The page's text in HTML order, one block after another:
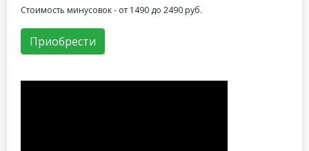
Стоимость минусовок - от 1490 до 2490 руб.
Приобрести